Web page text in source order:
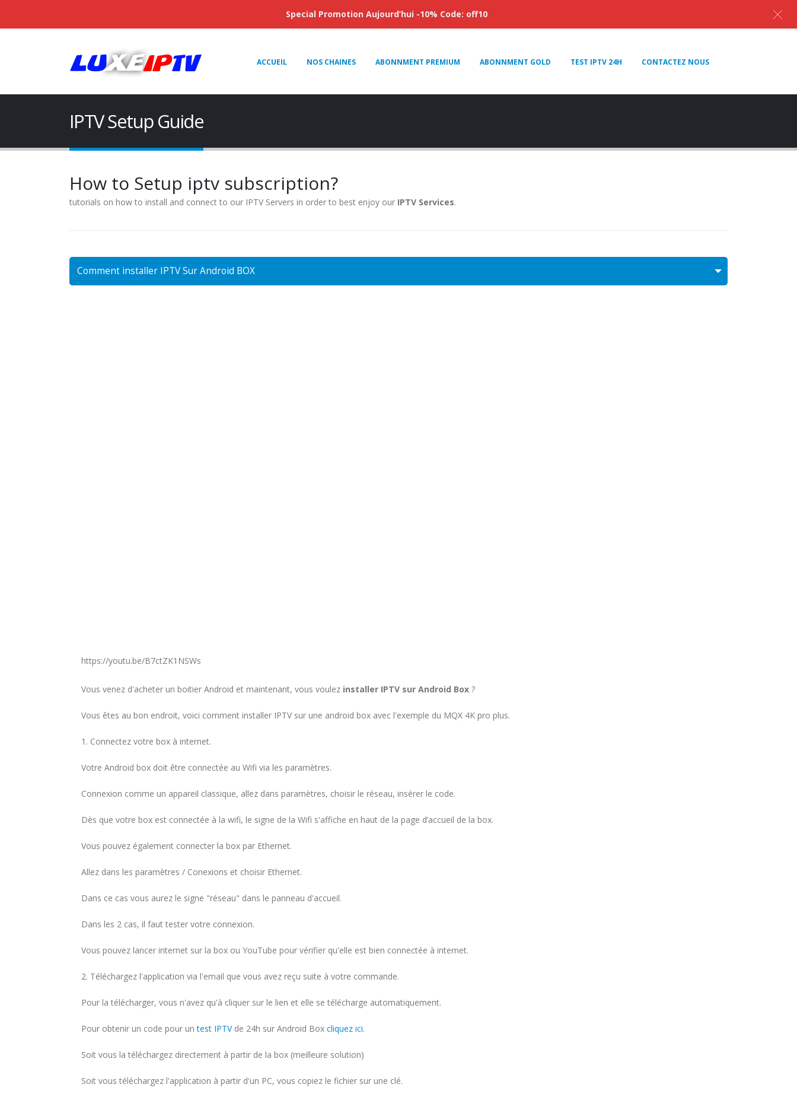
ACCUEIL NOS CHAINES ABONNMENT PREMIUM ABONNMENT GOLD TEST IPTV 24H CONTACTEZ NOUS
IPTV Setup Guide
How to Setup iptv subscription?
tutorials on how to install and connect to our IPTV Servers in order to best enjoy our IPTV Services.
Comment installer IPTV Sur Android BOX
https://youtu.be/B7ctZK1NSWs
Vous venez d'acheter un boitier Android et maintenant, vous voulez installer IPTV sur Android Box ?
Vous êtes au bon endroit, voici comment installer IPTV sur une android box avec l'exemple du MQX 4K pro plus.
1. Connectez votre box à internet.
Votre Android box doit être connectée au Wifi via les paramètres.
Connexion comme un appareil classique, allez dans paramètres, choisir le réseau, insérer le code.
Dès que votre box est connectée à la wifi, le signe de la Wifi s'affiche en haut de la page d’accueil de la box.
Vous pouvez également connecter la box par Ethernet.
Allez dans les paramètres / Conexions et choisir Ethernet.
Dans ce cas vous aurez le signe "réseau" dans le panneau d'accueil.
Dans les 2 cas, il faut tester votre connexion.
Vous pouvez lancer internet sur la box ou YouTube pour vérifier qu'elle est bien connectée à internet.
2. Téléchargez l'application via l'email que vous avez reçu suite à votre commande.
Pour la télécharger, vous n'avez qu'à cliquer sur le lien et elle se télécharge automatiquement.
Pour obtenir un code pour untest IPTVde 24h sur Android Box cliquez ici.
Soit vous la téléchargez directement à partir de la box (meilleure solution)
Soit vous téléchargez l'application à partir d'un PC, vous copiez le fichier sur une clé.
Special Promotion Aujourd’hui -10% Code: off10